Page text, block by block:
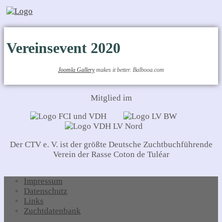
Vereinsevent 2020
Joomla Gallerymakes it better. Balbooa.com
Mitglied im
Der CTV e. V. ist der größte Deutsche Zuchtbuchführende
Verein der Rasse Coton de Tuléar
Impressum
Datenschutz
Links
Zuchtdatenbank